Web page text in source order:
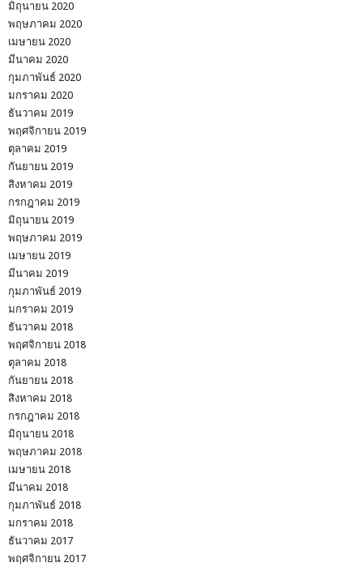
มิถุนายน 2020
พฤษภาคม 2020
เมษายน 2020
มีนาคม 2020
กุมภาพันธ์ 2020
มกราคม 2020
ธันวาคม 2019
พฤศจิกายน 2019
ตุลาคม 2019
กันยายน 2019
สิงหาคม 2019
กรกฎาคม 2019
มิถุนายน 2019
พฤษภาคม 2019
เมษายน 2019
มีนาคม 2019
กุมภาพันธ์ 2019
มกราคม 2019
ธันวาคม 2018
พฤศจิกายน 2018
ตุลาคม 2018
กันยายน 2018
สิงหาคม 2018
กรกฎาคม 2018
มิถุนายน 2018
พฤษภาคม 2018
เมษายน 2018
มีนาคม 2018
กุมภาพันธ์ 2018
มกราคม 2018
ธันวาคม 2017
พฤศจิกายน 2017